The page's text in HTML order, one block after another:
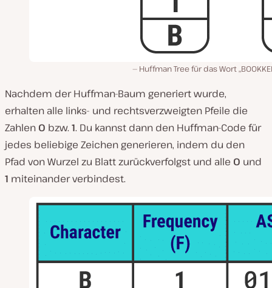
Huffman Tree für das Wort
Nachdem der Huffman-Baum generiert wurde,
erhalten alle links- und rechtsverzweigten Pfeile die
Zahlen 0 bzw. 1. Du kannst dann den Huffman-Code für
jedes beliebige Zeichen generieren, indem du den
Pfad von Wurzel zu Blatt zurückverfolgst und alle 0 und
1 miteinander verbindest.